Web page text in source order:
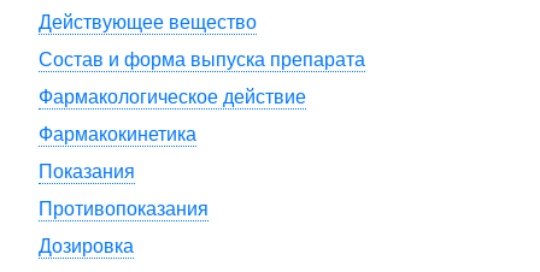
Действующее вещество
Состав и форма выпуска препарата
Фармакологическое действие
Фармакокинетика
Показания
Противопоказания
Дозировка